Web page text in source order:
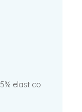
elastico